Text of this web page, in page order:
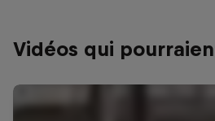
Vidéos qui